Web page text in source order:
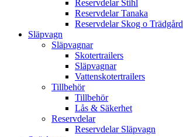
Reservdelar Stihl
Reservdelar Tanaka
Reservdelar Skog o Trädgård
Släpvagn
Släpvagnar
Skotertrailers
Släpvagnar
Vattenskotertrailers
Tillbehör
Tillbehör
Lås & Säkerhet
Reservdelar
Reservdelar Släpvagn